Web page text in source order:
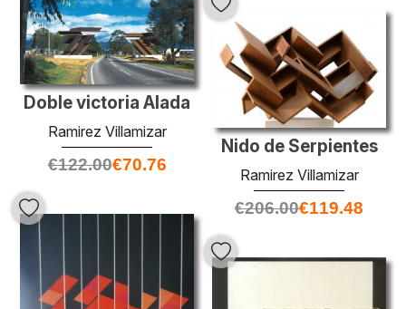
Doble victoria Alada
Ramirez Villamizar
€122.00€70.76
Nido de Serpientes
Ramirez Villamizar
€206.00€119.48